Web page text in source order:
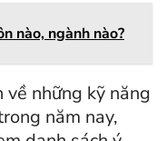
nào, ngành nào?
về những kỹ năng
năm nay,